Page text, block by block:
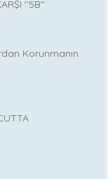
''5B''
Korunmanın